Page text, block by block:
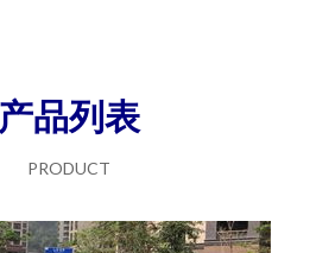
产品列表
PRODUCT